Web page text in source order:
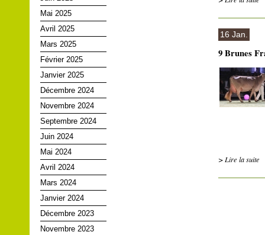
Mai 2025
Avril 2025
Mars 2025
Février 2025
Janvier 2025
Décembre 2024
Novembre 2024
Septembre 2024
Juin 2024
Mai 2024
Avril 2024
Mars 2024
Janvier 2024
Décembre 2023
Novembre 2023
16 Jan.
9 Brunes
> Lire la suite